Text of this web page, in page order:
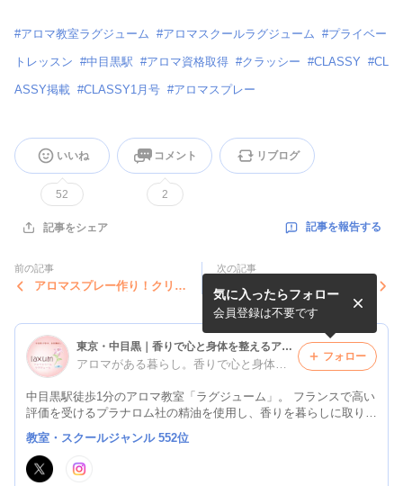
#アロマ教室ラグジューム #アロマスクールラグジューム #プライベー
トレッスン #中目黒駅 #アロマ資格取得 #クラッシー #CLASSY #CL
ASSY掲載 #CLASSY1月号 #アロマスプレー
いいね
52
コメント
2
リブログ
記事をシェア 記事を報告する
前の記事
アロマスプレー作り！クリス
次の記事
ディフューザー☆☆愛犬チワ
ワの琥太楼くん心臓病の持病
があり、寒さのせいで、朝
方、...
東京・中目黒｜香りで心と身体を整えるアロマラグジューム
アロマがある暮らし。香りで心と身体を元気にする。
中目黒駅徒歩1分のアロマ教室「ラグジューム」。 フランスで高い
評価を受けるプラナロム社の精油を使用し、香りを暮らしに取り入
れるセルフケアをご提案しています。 JAA日本アロマコーディネ
ーター協会認定校／NARD JAPAN認定校。
気に入ったらフォロー
会員登録は不要です
フォロー
教室・スクールジャンル 552位